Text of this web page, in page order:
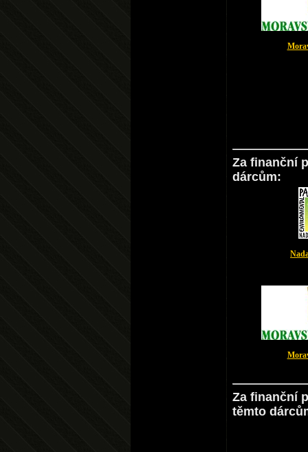
Za finanční
dárcům:
Za finanční
těmto